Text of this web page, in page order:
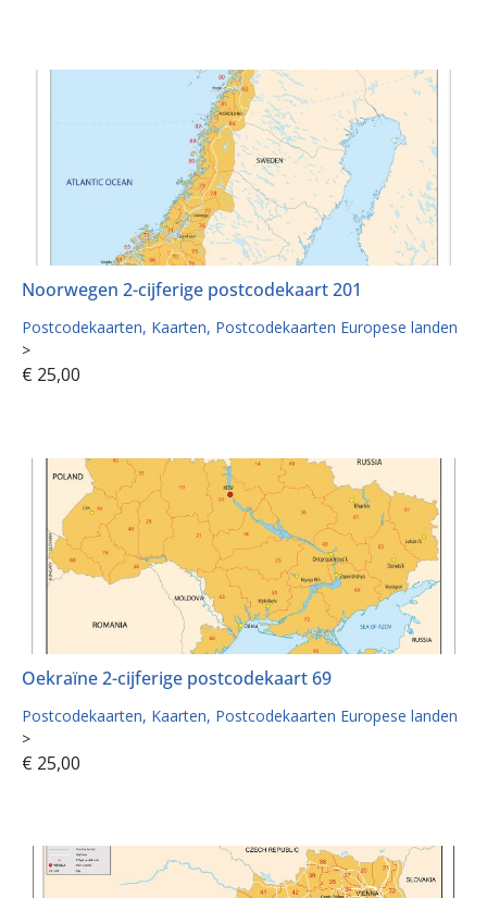
Noorwegen 2-cijferige postcodekaart 201
Postcodekaarten Kaarten Postcodekaarten Europese landen
>
€ 25,00
Oekraïne 2-cijferige postcodekaart 69
Postcodekaarten Kaarten Postcodekaarten Europese landen
>
€ 25,00